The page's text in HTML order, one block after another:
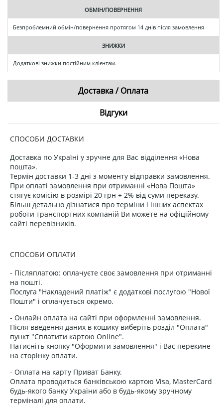
ОБМІН/ПОВЕРНЕННЯ
Безпроблемний обмін/повернення протягом 14 днів після замовлення
ЗНИЖКИ
Додаткові знижки постійним клієнтам.
Доставка / Оплата
Відгуки
СПОСОБИ ДОСТАВКИ
Доставка по Україні у зручне для Вас відділення «Нова
пошта».
Термін доставки 1-3 дні з моменту відправки замовлення.
При оплаті замовлення при отриманні «Нова Пошта»
стягує комісію в розмірі 20 грн + 2% від суми переказу.
Більш детально дізнатися про терміни і інших аспектах
роботи транспортних компаній Ви можете на офіційному
сайті перевізників.
СПОСОБИ ОПЛАТИ
- Післяплатою: оплачуєте своє замовлення при отриманні
на пошті.
Послуга "Накладений платіж" є додаткові послугою "Нової
Пошти" і оплачується окремо.
- Онлайн оплата на сайті при оформленні замовлення.
Після введення даних в кошику виберіть розділ "Оплата"
пункт "Сплатити картою Online".
Натисніть кнопку "Оформити замовлення" і Вас перекине
на сторінку оплати.
- Оплата на карту Приват Банку.
Оплата проводиться банківською картою Visa, MasterCard
будь-якого банку України або в будь-якому зручному
терміналі для оплати.